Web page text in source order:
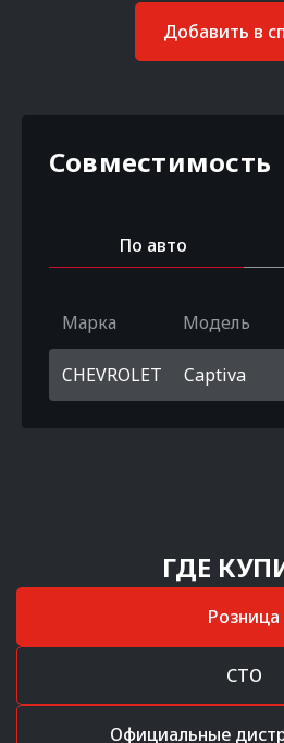
Добавить в
Совместимость
По авто
Марка Модель
CHEVROLET Captiva
ГДЕ
Розница
СТО
Официальные